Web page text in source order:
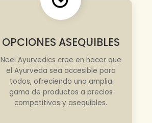
OPCIONES ASEQUIBLES
Neel Ayurvedics cree en hacer que
el Ayurveda sea accesible para
todos, ofreciendo una amplia
gama de productos a precios
competitivos y asequibles.